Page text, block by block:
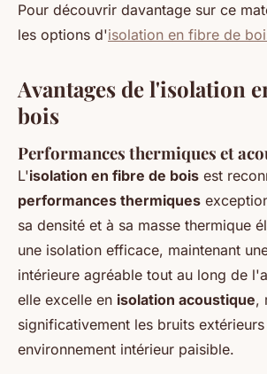
Pour découvrir davantage sur ce
les options d'isolation en fibre de
Avantages de l'isolation
bois
Performances thermiques et
L'isolation en fibre de bois est
performances thermiques
sa densité et à sa masse thermique
une isolation efficace, maintenant
intérieure agréable tout au long de
elle excelle en isolation acoustique,
significativement les bruits
environnement intérieur paisible.